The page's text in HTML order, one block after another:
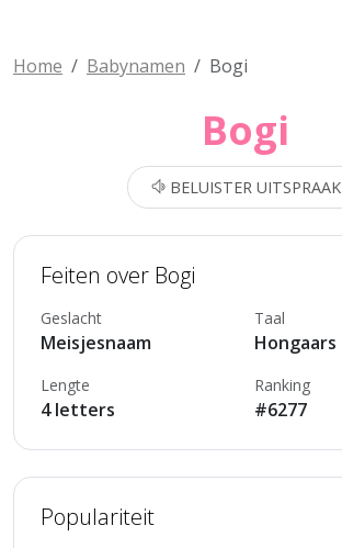
Home Babynamen Bogi
Bogi
BELUISTER UITSPRAAK
Feiten over Bogi
Geslacht
Meisjesnaam
Taal
Hongaars
Lengte
4 letters
Ranking
#6277
Populariteit